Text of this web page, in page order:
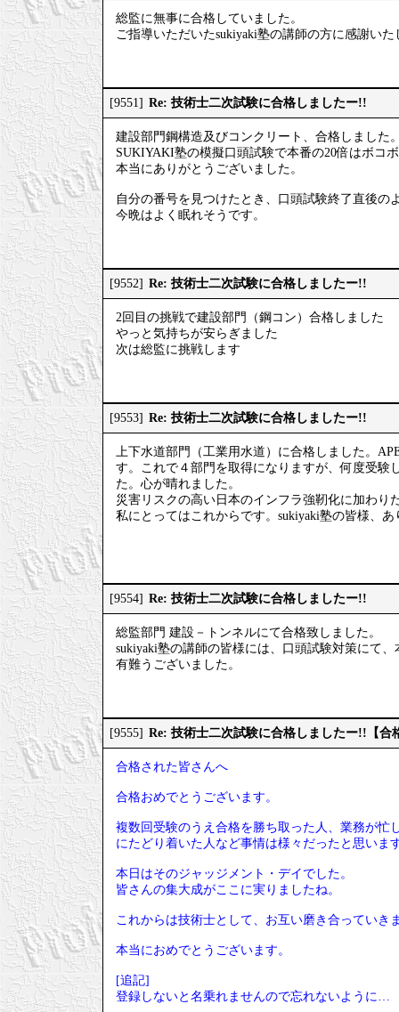
総監に無事に合格していました。
ご指導いただいたsukiyaki塾の講師の方に感謝いた
[9551] Re: 技術士二次試験に合格しましたー!!
建設部門鋼構造及びコンクリート、合格しました
SUKIYAKI塾の模擬口頭試験で本番の20倍はボコ
本当にありがとうございました。
自分の番号を見つけたとき、口頭試験終了直後の
今晩はよく眠れそうです。
[9552] Re: 技術士二次試験に合格しましたー!!
2回目の挑戦で建設部門（鋼コン）合格しました
やっと気持ちが安らぎました
次は総監に挑戦します
[9553] Re: 技術士二次試験に合格しましたー!!
上下水道部門（工業用水道）に合格しました。
す。これで４部門を取得になりますが、何度受験
た。心が晴れました。
災害リスクの高い日本のインフラ強靭化に加わり
私にとってはこれからです。sukiyaki塾の皆様、
[9554] Re: 技術士二次試験に合格しましたー!!
総監部門 建設－トンネルにて合格致しました。
sukiyaki塾の講師の皆様には、口頭試験対策にて
有難うございました。
[9555] Re: 技術士二次試験に合格しましたー!!【合
合格された皆さんへ
合格おめでとうございます。
複数回受験のうえ合格を勝ち取った人、業務が忙
にたどり着いた人など事情は様々だったと思いま
本日はそのジャッジメント・デイでした。
皆さんの集大成がここに実りましたね。
これからは技術士として、お互い磨き合っていき
本当におめでとうございます。
[追記]
登録しないと名乗れませんので忘れないように…